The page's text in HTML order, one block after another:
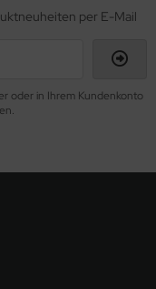
per E-Mail
oder in Ihrem Kundenkonto